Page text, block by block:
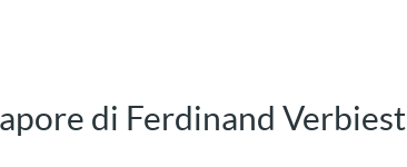
di Ferdinand Verbiest